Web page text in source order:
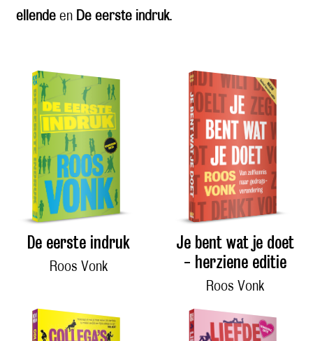
ellende en De eerste indruk.
De eerste indruk
Roos Vonk
Je bent wat je doet
- herziene editie
Roos Vonk